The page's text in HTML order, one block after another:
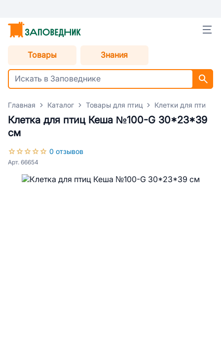
Товары Знания
Главная Каталог Товары для птиц Клетки для птиц
Клетка для птиц Кеша №100-G 30*23*39
см
0 отзывов
Арт. 66654